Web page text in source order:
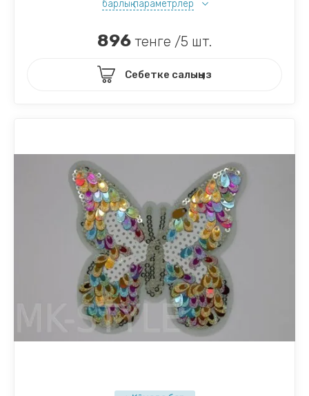
барлық параметрлер
896 тенге /5 шт.
Себетке салыңыз